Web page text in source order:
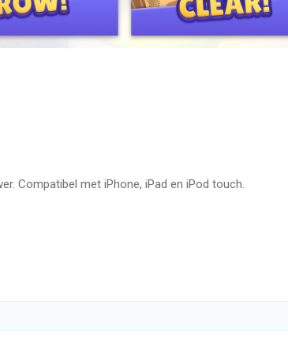
the map.
out why millions of players can't put it down. Time
policy at https://www.voodoo.io/privacy
services/itunes/dev/stdeula/
touch met iOS versie 15.0 of hoger, geschikt bevonden
Compatibel met iPhone, iPad en iPod touch.